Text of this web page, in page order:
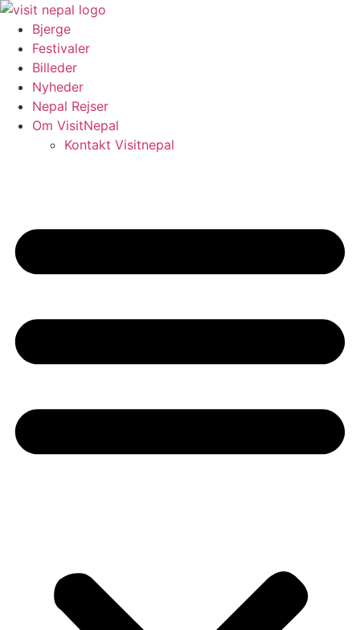
Videre
indhold
Bjerge
Festivaler
Billeder
Nyheder
Nepal Rejser
Om VisitNepal
Kontakt Visitnepal